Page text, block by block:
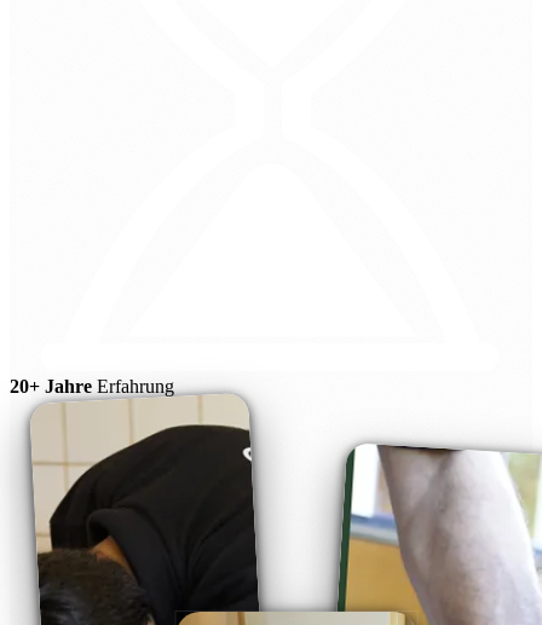
20+ Jahre Erfahrung